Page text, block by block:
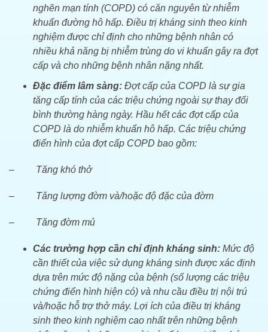
nghẽn mạn tính (COPD) có căn nguyên từ nhiễm
khuẩn đường hô hấp. Điều trị kháng sinh theo kinh
nghiệm được chỉ định cho những bệnh nhân có
nhiều khả năng bị nhiễm trùng do vi khuẩn gây ra đợt
cấp và cho những bệnh nhân nặng nhất.
Đặc điểm lâm sàng: Đợt cấp của COPD là sự gia
tăng cấp tính của các triệu chứng ngoài sự thay đổi
bình thường hàng ngày. Hầu hết các đợt cấp của
COPD là do nhiễm khuẩn hô hấp. Các triệu chứng
điển hình của đợt cấp COPD bao gồm:
– Tăng khó thở
– Tăng lượng đờm và/hoặc độ đặc của đờm
– Tăng đờm mủ
Các trường hợp cần chỉ định kháng sinh: Mức độ
cần thiết của việc sử dụng kháng sinh được xác định
dựa trên mức độ nặng của bệnh (số lượng các triệu
chứng điển hình hiện có) và nhu cầu điều trị nội trú
và/hoặc hỗ trợ thở máy. Lợi ích của điều trị kháng
sinh theo kinh nghiệm cao nhất trên những bệnh